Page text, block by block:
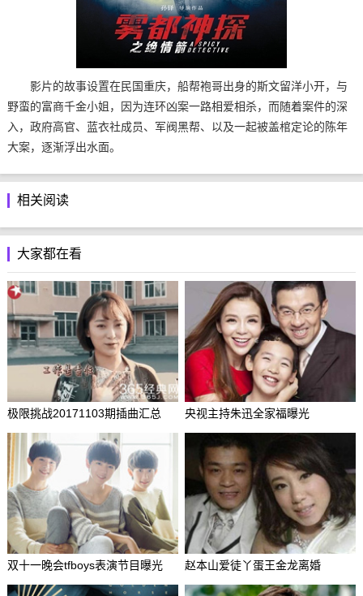
影片的故事设置在民国重庆，船帮袍哥出身的斯文留洋小开，与
野蛮的富商千金小姐，因为连环凶案一路相爱相杀，而随着案件的深
入，政府高官、蓝衣社成员、军阀黑帮、以及一起被盖棺定论的陈年
大案，逐渐浮出水面。
相关阅读
大家都在看
极限挑战20171103期插曲汇总 央视主持朱迅全家福曝光
双十一晚会tfboys表演节目曝光 赵本山爱徒丫蛋王金龙离婚